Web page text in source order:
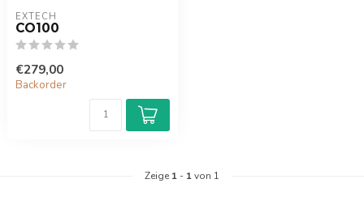
EXTECH
CO100
€279,00
Backorder
Zeige 1 - 1von 1